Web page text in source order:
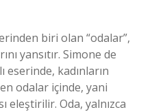
biri olan “odalar”,
yansıtır. Simone de
eserinde, kadınların
odalar içinde, yani
eleştirilir. Oda, yalnızca